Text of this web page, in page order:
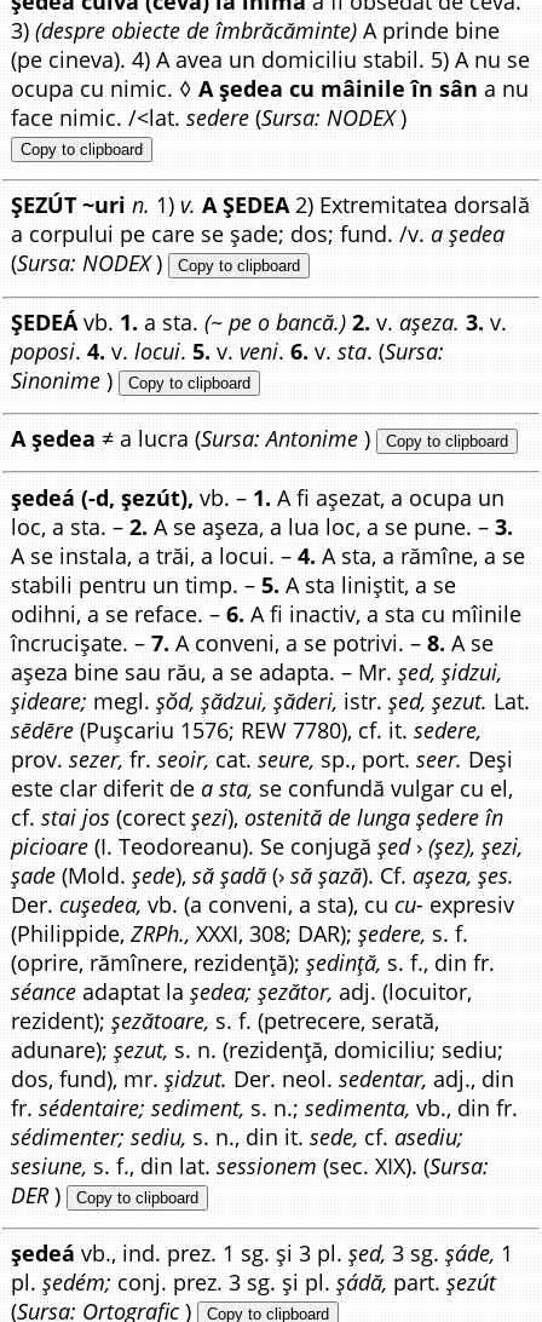
3)(despre obiecte de îmbrăcăminte) A prinde bine
(pe cineva). 4) A avea un domiciliu stabil. 5) A nu se
ocupa cu nimic. ◊A ședea cu mâinile în sân a nu
face nimic. /<lat.sedere (Sursa: NODEX)
Copy to clipboard
ȘEZÚT ~uri n. 1) v. A ȘEDEA2) Extremitatea dorsală
a corpului pe care se șade; dos; fund. /v.a ședea
(Sursa: NODEX) Copy to clipboard
ȘEDEÁvb. 1. a sta.(~ pe o bancă.) 2. v.așeza. 3. v.
poposi.4. v.locui.5. v. veni.6. v.sta. (Sursa:
Sinonime ) Copy to clipboard
A ședea ≠ a lucra (Sursa: Antonime ) Copy to clipboard
ședeá (-d, șezút), vb. – 1. A fi așezat, a ocupa un
loc, a sta. –2. A se așeza, a lua loc, a se pune. –3.
A se instala, a trăi, a locui. –4. A sta, a rămîne, a se
stabili pentru un timp. –5. A sta liniștit, a se
odihni, a se reface. –6. A fi inactiv, a sta cu mîinile
încrucișate. –7. A conveni, a se potrivi. –8. A se
așeza bine sau rău, a se adapta. – Mr.șed, șidzui,
șideare; megl.șǒd, șădzui, șăderi, istr.șed, șezut. Lat.
sēdēre (Pușcariu 1576; REW 7780), cf. it.sedere,
prov.sezer, fr.seoir, cat.seure, sp., port.seer. Deși
este clar diferit dea sta, se confundă vulgar cu el,
cf.stai jos (corectșezi),ostenită de lunga ședere în
picioare (I. Teodoreanu). Se conjugășed›(șez), șezi,
șade (Mold.șede),să șadă (›să șază). Cf.așeza, șes.
Der.cuședea, vb. (a conveni, a sta), cucu- expresiv
(Philippide,ZRPh., XXXI, 308; DAR);ședere, s. f.
(oprire, rămînere, rezidență);ședință, s. f., din fr.
séance adaptat laședea; șezător, adj. (locuitor,
rezident);șezătoare, s. f. (petrecere, serată,
adunare);șezut, s. n. (rezidență, domiciliu; sediu;
dos, fund), mr.șidzut. Der. neol.sedentar, adj., din
fr.sédentaire; sediment, s. n.;sedimenta, vb., din fr.
sédimenter; sediu, s. n., din it.sede, cf.asediu;
sesiune, s. f., din lat.sessionem (sec. XIX). (Sursa:
DER) Copy to clipboard
ședeá vb., ind. prez. 1 sg. și 3 pl.șed, 3 sg.șáde, 1
pl.ședém; conj. prez. 3 sg. și pl.șádă, part.șezút
(Sursa: Ortografic ) Copy to clipboard